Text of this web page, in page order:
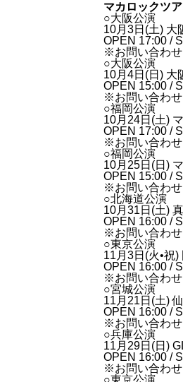
マカロックツ
○大阪公演
10月3日(土) 大
OPEN 17:00 /
※お問い合わ
○大阪公演
10月4日(日) 大
OPEN 15:00 /
※お問い合わ
○福岡公演
10月24日(土)
OPEN 17:00 /
※お問い合わ
○福岡公演
10月25日(日)
OPEN 15:00 /
※お問い合わ
○北海道公演
10月31日(土)
OPEN 16:00 /
※お問い合わ
○東京公演
11月3日(火•祝
OPEN 16:00 /
※お問い合わ
○宮城公演
11月21日(土)
OPEN 16:00 /
※お問い合わせ
○兵庫公演
11月29日(日)
OPEN 16:00 /
※お問い合わ
○東京公演